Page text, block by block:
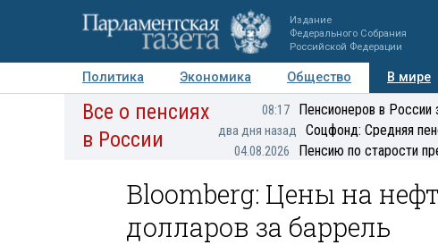
Издание
Федерального Собрания
Российской Федерации
Политика Экономика Общество В мире
Авторы Персоны Мнения Регионы
Все о пенсиях
в России
08:17 Пенсионеров в России
два дня назад Соцфонд: Средняя
04.08.2026 Пенсию по старости
Bloomberg: Цены на
долларов за баррель